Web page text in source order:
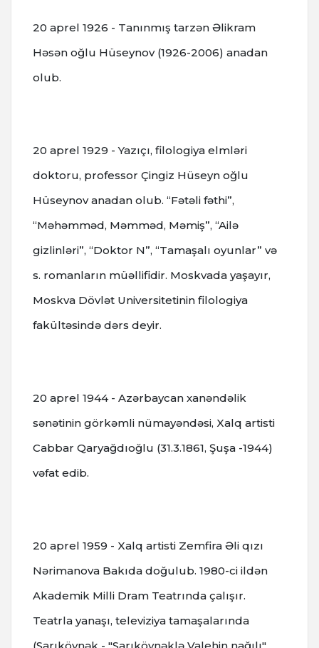
20 aprel 1926 - Tanınmış tarzən Əlikram
Həsən oğlu Hüseynov (1926-2006) anadan
olub.
20 aprel 1929 - Yazıçı, filologiya elmləri
doktoru, professor Çingiz Hüseyn oğlu
Hüseynov anadan olub. “Fətəli fəthi”,
“Məhəmməd, Məmməd, Məmiş”, “Ailə
gizlinləri”, “Doktor N”, “Tamaşalı oyunlar” və
s. romanların müəllifidir. Moskvada yaşayır,
Moskva Dövlət Universitetinin filologiya
fakültəsində dərs deyir.
20 aprel 1944 - Azərbaycan xanəndəlik
sənətinin görkəmli nümayəndəsi, Xalq artisti
Cabbar Qaryağdıoğlu (31.3.1861, Şuşa -1944)
vəfat edib.
20 aprel 1959 - Xalq artisti Zemfira Əli qızı
Nərimanova Bakıda doğulub. 1980-ci ildən
Akademik Milli Dram Teatrında çalışır.
Teatrla yanaşı, televiziya tamaşalarında